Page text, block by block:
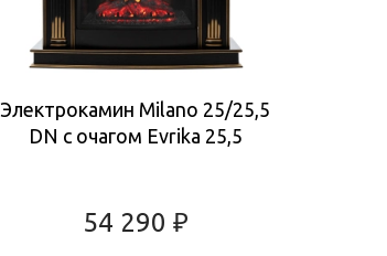
Электрокамин Milano 25/25,5
DN с очагом Evrika 25,5
54 290 ₽